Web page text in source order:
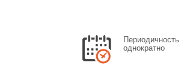
однократно